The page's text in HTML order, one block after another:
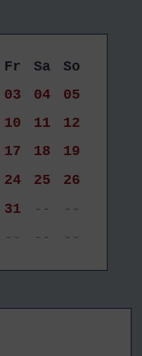
Fr Sa
So
03 04
05
10 11
12
17 18
19
24 25
26
31 --
--
-- -- --